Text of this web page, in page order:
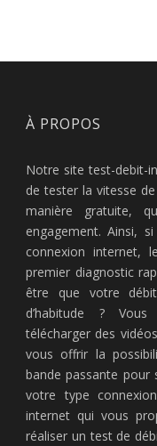
À PROPOS
Notre site test-debit-
de tester la vitesse
manière gratuite,
engagement. Ainsi,
connexion internet,
premier diagnostic
être que votre
d’habitude ?
télécharger des
vous offrir la
bande passante
votre type
internet qui vous
réaliser un test de